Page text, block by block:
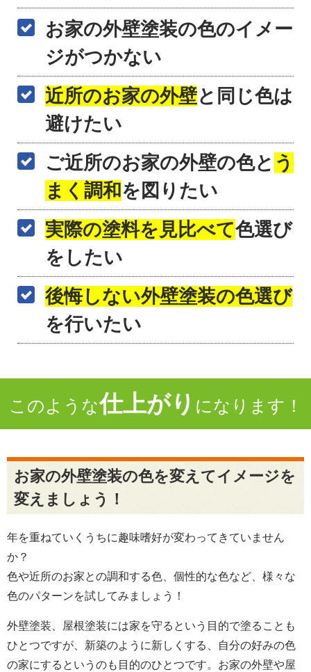
お家の外壁塗装の色のイメー
ジがつかない
近所のお家の外壁と同じ色は
避けたい
ご近所のお家の外壁の色と う
まく調和 を図りたい
実際の塗料を見比べて色選び
をしたい
後悔しない外壁塗装の色選び
を行いたい
このような仕上がり になります！
お家の外壁塗装の色を変えてイメージを
変えましょう！
年を重ねていくうちに趣味嗜好が変わってきていません
か？
色や近所のお家との調和する色、個性的な色など、様々な
色のパターンを試してみましょう！
外壁塗装、屋根塗装には家を守るという目的で塗ることも
ひとつですが、新築のように新しくする、自分の好みの色
の家にするというのも目的のひとつです。お家の外壁や屋